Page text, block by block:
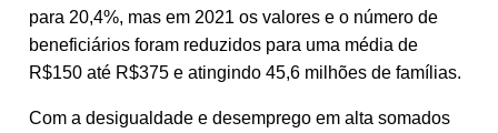
para 20,4%, mas em 2021 os valores e o número de
beneficiários foram reduzidos para uma média de
R$150 até R$375 e atingindo 45,6 milhões de famílias.
Com a desigualdade e desemprego em alta somados